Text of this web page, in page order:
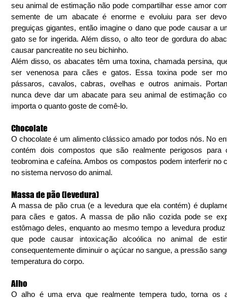
seu animal de estimação não pode compartilhar esse amor
semente de um abacate é enorme e evoluiu para ser
preguiças gigantes, então imagine o dano que pode causar a
gato se for ingerida. Além disso, o alto teor de gordura do
causar pancreatite no seu bichinho.
Além disso, os abacates têm uma toxina, chamada persina,
ser venenosa para cães e gatos. Essa toxina pode ser
pássaros, cavalos, cabras, ovelhas e outros animais.
nunca deve dar um abacate para seu animal de estimação
importa o quanto goste de comê-lo.
Chocolate
O chocolate é um alimento clássico amado por todos nós. No
contém dois compostos que são realmente perigosos para
teobromina e cafeína. Ambos os compostos podem interferir no
no sistema nervoso do animal.
Massa de pão (levedura)
A massa de pão crua (e a levedura que ela contém) é
para cães e gatos. A massa de pão não cozida pode se
estômago deles, enquanto ao mesmo tempo a levedura
que pode causar intoxicação alcoólica no animal de
consequentemente diminuir o açúcar no sangue, a pressão
temperatura do corpo.
Alho
O alho é uma erva que realmente tempera tudo, torna os